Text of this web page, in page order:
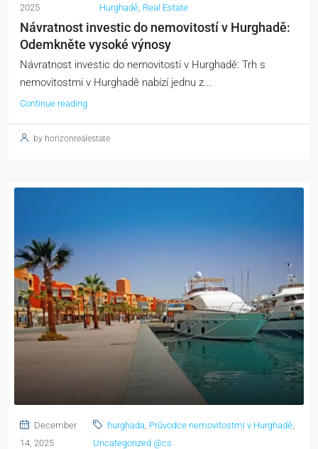
2025
Hurghadě Real Estate
Návratnost investic do nemovitostí v Hurghadě:
Odemkněte vysoké výnosy
Návratnost investic do nemovitostí v Hurghadě: Trh s
nemovitostmi v Hurghadě nabízí jednu z...
Continue reading
by horizonrealestate
December
14, 2025
hurghada Průvodce nemovitostmi v Hurghadě
Uncategorized @cs